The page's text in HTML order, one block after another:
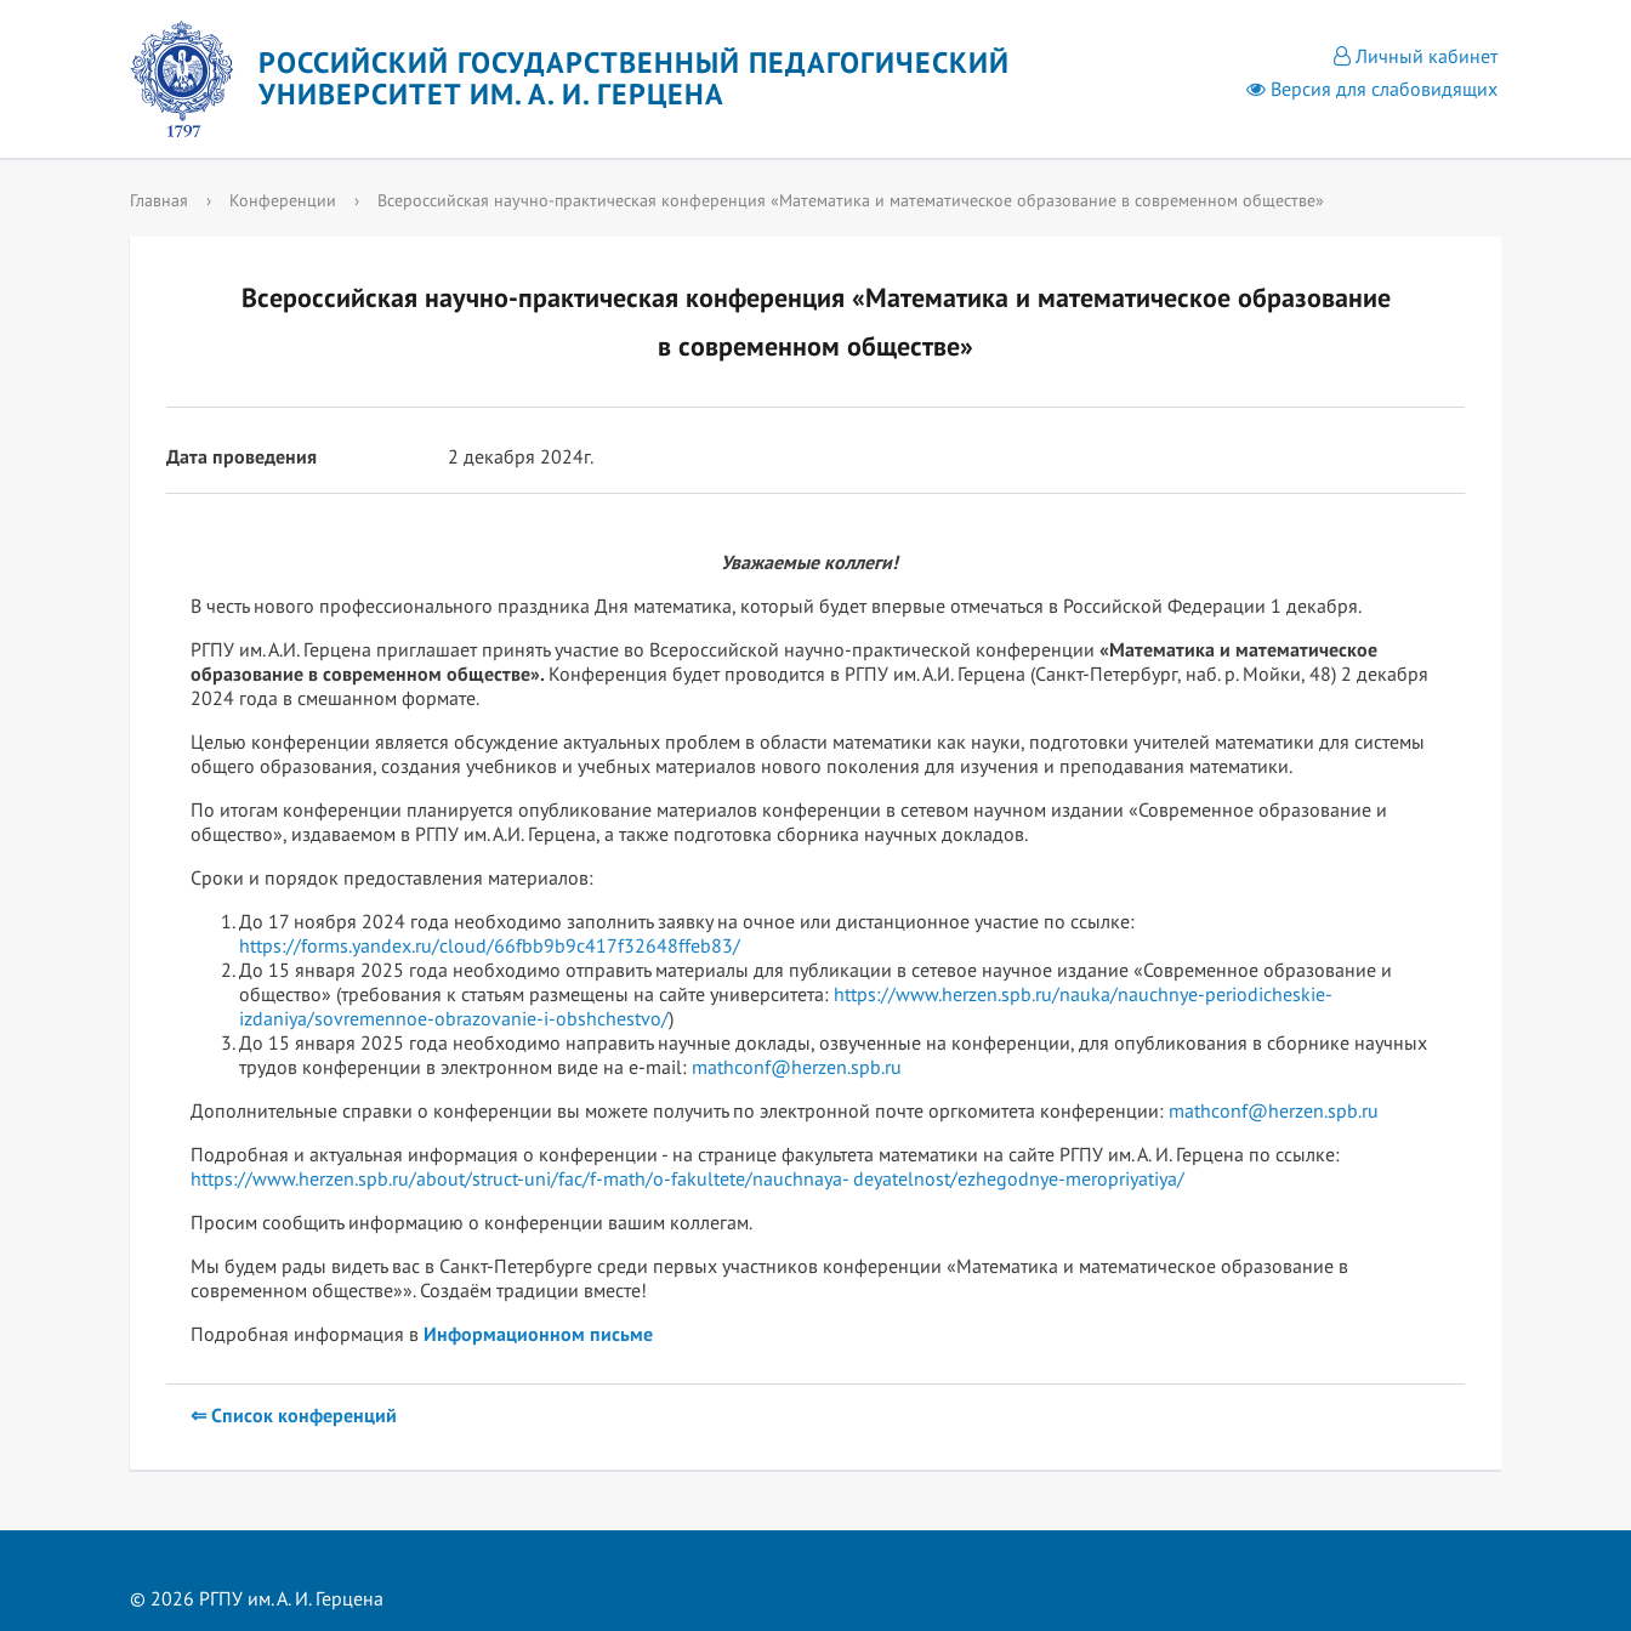
РОССИЙСКИЙ ГОСУДАРСТВЕННЫЙ ПЕДАГОГИЧЕСКИЙ
УНИВЕРСИТЕТ ИМ. А. И. ГЕРЦЕНА
Личный кабинет
Версия для слабовидящих
Главная › Конференции › Всероссийская научно-практическая конференция «Математика и математическое образование в современном обществе»
Всероссийская научно-практическая конференция «Математика и математическое образование
в современном обществе»
Дата проведения 2 декабря 2024г.
Уважаемые коллеги!
В честь нового профессионального праздника Дня математика, который будет впервые отмечаться в Российской Федерации 1 декабря.
РГПУ им. А.И. Герцена приглашает принять участие во Всероссийской научно-практической конференции «Математика и математическое
образование в современном обществе». Конференция будет проводится в РГПУ им. А.И. Герцена (Санкт-Петербург, наб. р. Мойки, 48) 2 декабря
2024 года в смешанном формате.
Целью конференции является обсуждение актуальных проблем в области математики как науки, подготовки учителей математики для системы
общего образования, создания учебников и учебных материалов нового поколения для изучения и преподавания математики.
По итогам конференции планируется опубликование материалов конференции в сетевом научном издании «Современное образование и
общество», издаваемом в РГПУ им. А.И. Герцена, а также подготовка сборника научных докладов.
Сроки и порядок предоставления материалов:
До 17 ноября 2024 года необходимо заполнить заявку на очное или дистанционное участие по ссылке:
https://forms.yandex.ru/cloud/66fbb9b9c417f32648ffeb83/
До 15 января 2025 года необходимо отправить материалы для публикации в сетевое научное издание «Современное образование и
общество» (требования к статьям размещены на сайте университета: https://www.herzen.spb.ru/nauka/nauchnye-periodicheskie-
izdaniya/sovremennoe-obrazovanie-i-obshchestvo/)
До 15 января 2025 года необходимо направить научные доклады, озвученные на конференции, для опубликования в сборнике научных
трудов конференции в электронном виде на e-mail: mathconf@herzen.spb.ru
Дополнительные справки о конференции вы можете получить по электронной почте оргкомитета конференции: mathconf@herzen.spb.ru
Подробная и актуальная информация о конференции - на странице факультета математики на сайте РГПУ им. А. И. Герцена по ссылке:
https://www.herzen.spb.ru/about/struct-uni/fac/f-math/o-fakultete/nauchnaya- deyatelnost/ezhegodnye-meropriyatiya/
Просим сообщить информацию о конференции вашим коллегам.
Мы будем рады видеть вас в Санкт-Петербурге среди первых участников конференции «Математика и математическое образование в
современном обществе»». Создаём традиции вместе!
Подробная информация в Информационном письме
⇐ Список конференций
© 2026 РГПУ им. А. И. Герцена